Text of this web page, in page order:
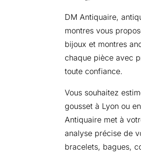
DM Antiquaire,
montres vous
bijoux et montres
chaque pièce avec
toute confiance.
Vous souhaitez
gousset à Lyon ou
Antiquaire met à
analyse précise de
bracelets, bagues,